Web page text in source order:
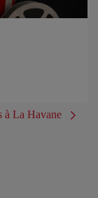
à La Havane